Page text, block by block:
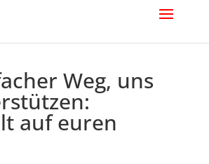
Weg, uns
auf euren